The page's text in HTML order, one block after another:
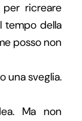
ricreare
tempo della
posso non
una sveglia.
Ma non